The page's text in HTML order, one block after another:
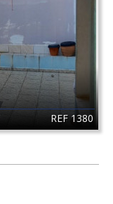
REF 1380